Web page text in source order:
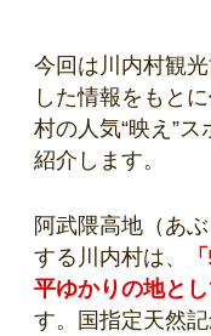
今回は川内村観
した情報をもと
村の人気“映え”
紹介します。
阿武隈高地（あ
する川内村は、
平ゆかりの地と
す。国指定天然